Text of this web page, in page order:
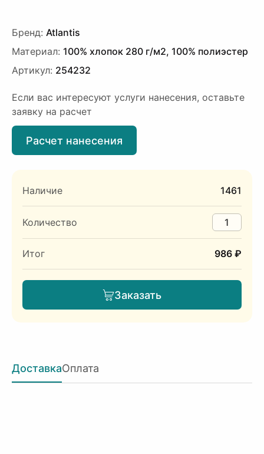
Бренд: Atlantis
Материал: 100% хлопок 280 г/м2, 100% полиэстер
Артикул: 254232
Если вас интересуют услуги нанесения, оставьте
заявку на расчет
Расчет нанесения
Наличие 1461
Количество
Итог 986 ₽
Заказать
ДоставкаОплата